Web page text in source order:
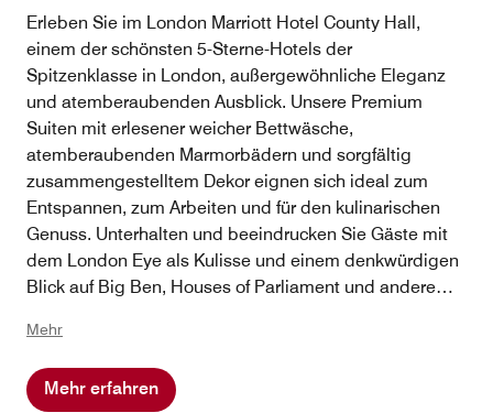
Erleben Sie im London Marriott Hotel County Hall,
einem der schönsten 5-Sterne-Hotels der
Spitzenklasse in London, außergewöhnliche Eleganz
und atemberaubenden Ausblick. Unsere Premium
Suiten mit erlesener weicher Bettwäsche,
atemberaubenden Marmorbädern und sorgfältig
zusammengestelltem Dekor eignen sich ideal zum
Entspannen, zum Arbeiten und für den kulinarischen
Genuss. Unterhalten und beeindrucken Sie Gäste mit
dem London Eye als Kulisse und einem denkwürdigen
Blick auf Big Ben, Houses of Parliament und andere
carte-Frühstück in The Library und stöbern Sie in der
politischen Literatur des Hotels. Hotelgäste einer Suite
genießen außerdem Zugang zur M Club Lounge, in der
Mehr
Mehr erfahren